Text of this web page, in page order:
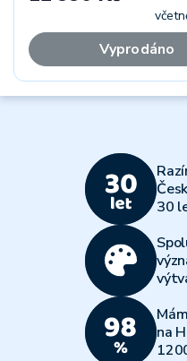
Vyprodáno
30
na